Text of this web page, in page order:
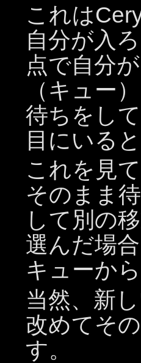
これは
自分が入
点で自分
（キュー
待ちをし
目にいる
これを見
そのまま
して別の
選んだ場
キューか
当然、新
改めてそ
す。